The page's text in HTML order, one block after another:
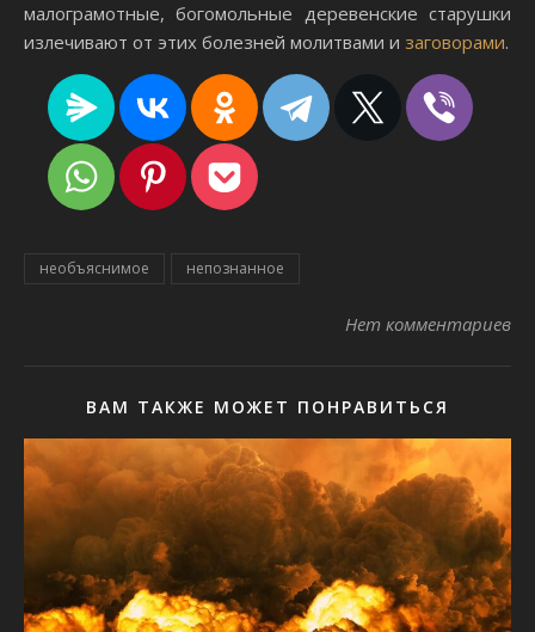
малограмотные, богомольные деревенские старушки
излечивают от этих болезней молитвами и заговорами.
необъяснимое непознанное
Нет комментариев
ВАМ ТАКЖЕ МОЖЕТ ПОНРАВИТЬСЯ